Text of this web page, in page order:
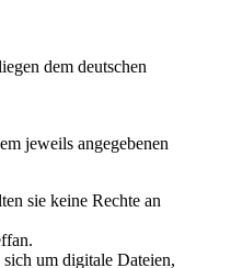
dem deutschen
jeweils angegebenen
sie keine Rechte an
um digitale Dateien,